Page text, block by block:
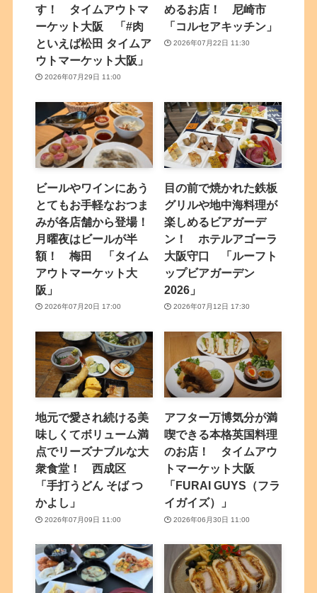
す！ タイムアウトマ
ーケット大阪 「#肉
といえば松田 タイムア
ウトマーケット大阪」
2026年07月29日 11:00
めるお店！ 尼崎市
「コルセアキッチン」
2026年07月22日 11:30
ビールやワインにあう
とてもお手軽なおつま
みが各店舗から登場！
月曜夜はビールが半
額！ 梅田 「タイム
アウトマーケット大
阪」
2026年07月20日 17:00
目の前で焼かれた鉄板
グリルや地中海料理が
楽しめるビアガーデ
ン！ ホテルアゴーラ
大阪守口 「ルーフト
ップビアガーデン
2026」
2026年07月12日 17:30
地元で愛され続ける美
味しくてボリューム満
点でリーズナブルな大
衆食堂！ 西成区
「手打うどん そば つ
かよし」
2026年07月09日 11:00
アフター万博気分が満
喫できる本格英国料理
のお店！ タイムアウ
トマーケット大阪
「FURAI GUYS（フラ
イガイズ）」
2026年06月30日 11:00